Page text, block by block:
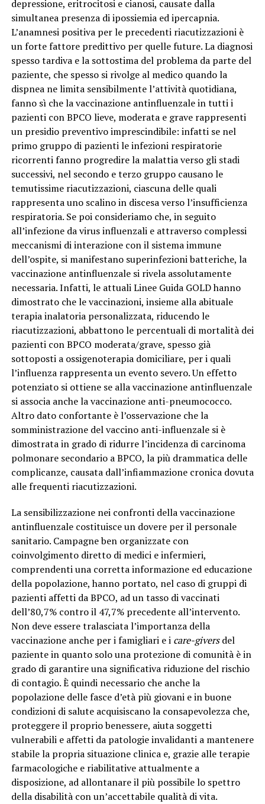
depressione, eritrocitosi e cianosi, causate dalla
simultanea presenza di ipossiemia ed ipercapnia.
L’anamnesi positiva per le precedenti riacutizzazioni è
un forte fattore predittivo per quelle future. La diagnosi
spesso tardiva e la sottostima del problema da parte del
paziente, che spesso si rivolge al medico quando la
dispnea ne limita sensibilmente l’attività quotidiana,
fanno sì che la vaccinazione antinfluenzale in tutti i
pazienti con BPCO lieve, moderata e grave rappresenti
un presidio preventivo imprescindibile: infatti se nel
primo gruppo di pazienti le infezioni respiratorie
ricorrenti fanno progredire la malattia verso gli stadi
successivi, nel secondo e terzo gruppo causano le
temutissime riacutizzazioni, ciascuna delle quali
rappresenta uno scalino in discesa verso l’insufficienza
respiratoria. Se poi consideriamo che, in seguito
all’infezione da virus influenzali e attraverso complessi
meccanismi di interazione con il sistema immune
dell’ospite, si manifestano superinfezioni batteriche, la
vaccinazione antinfluenzale si rivela assolutamente
necessaria. Infatti, le attuali Linee Guida GOLD hanno
dimostrato che le vaccinazioni, insieme alla abituale
terapia inalatoria personalizzata, riducendo le
riacutizzazioni, abbattono le percentuali di mortalità dei
pazienti con BPCO moderata/grave, spesso già
sottoposti a ossigenoterapia domiciliare, per i quali
l’influenza rappresenta un evento severo. Un effetto
potenziato si ottiene se alla vaccinazione antinfluenzale
si associa anche la vaccinazione anti-pneumococco.
Altro dato confortante è l’osservazione che la
somministrazione del vaccino anti-influenzale si è
dimostrata in grado di ridurre l’incidenza di carcinoma
polmonare secondario a BPCO, la più drammatica delle
complicanze, causata dall’infiammazione cronica dovuta
alle frequenti riacutizzazioni.
La sensibilizzazione nei confronti della vaccinazione
antinfluenzale costituisce un dovere per il personale
sanitario. Campagne ben organizzate con
coinvolgimento diretto di medici e infermieri,
comprendenti una corretta informazione ed educazione
della popolazione, hanno portato, nel caso di gruppi di
pazienti affetti da BPCO, ad un tasso di vaccinati
dell’80,7% contro il 47,7% precedente all’intervento.
Non deve essere tralasciata l’importanza della
vaccinazione anche per i famigliari e i care-giversdel
paziente in quanto solo una protezione di comunità è in
grado di garantire una significativa riduzione del rischio
di contagio. È quindi necessario che anche la
popolazione delle fasce d’età più giovani e in buone
condizioni di salute acquisiscano la consapevolezza che,
proteggere il proprio benessere, aiuta soggetti
vulnerabili e affetti da patologie invalidanti a mantenere
stabile la propria situazione clinica e, grazie alle terapie
farmacologiche e riabilitative attualmente a
disposizione, ad allontanare il più possibile lo spettro
della disabilità con un’accettabile qualità di vita.